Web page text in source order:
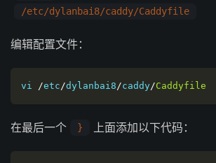
/etc/dylanbai8/caddy/Caddyfile
编辑配置文件：
vi
/etc/dylanbai8/caddy/Caddyfile
在最后一个 } 上面添加以下代码：